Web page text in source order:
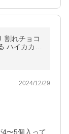
割れチョコ
ハイカカオ
2024/12/29
4〜5個入って